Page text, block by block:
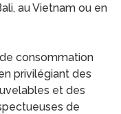
au Vietnam ou en
consommation
privilégiant des
et des
de